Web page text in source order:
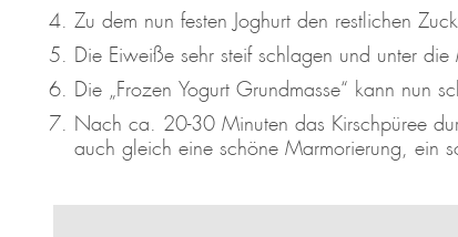
Zu dem nun festen Joghurt den restlichen
Die Eiweiße sehr steif schlagen und unter die
Die „Frozen Yogurt Grundmasse“ kann nun
Nach ca. 20-30 Minuten das Kirschpüree
auch gleich eine schöne Marmorierung, ein